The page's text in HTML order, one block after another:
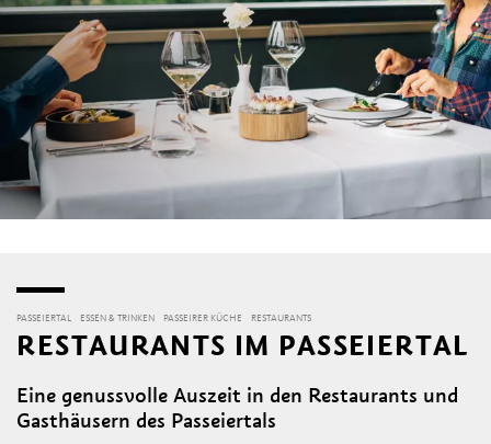
PASSEIERTAL ESSEN & TRINKEN PASSEIRER KÜCHE RESTAURANTS
RESTAURANTS IM PASSEIERTAL
Eine genussvolle Auszeit in den Restaurants und
Gasthäusern des Passeiertals